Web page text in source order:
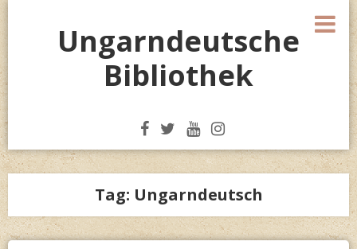
Ungarndeutsche
Bibliothek
Tag: Ungarndeutsch